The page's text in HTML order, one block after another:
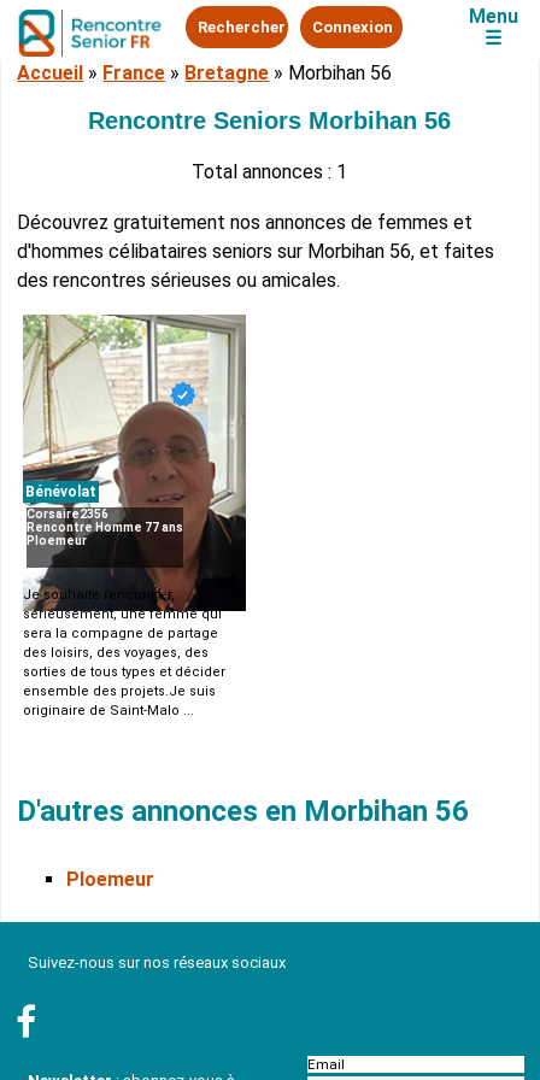
Rechercher Connexion
Menu
☰
Accueil » France » Bretagne » Morbihan 56
Rencontre Seniors Morbihan 56
Total annonces : 1
Découvrez gratuitement nos annonces de femmes et
d'hommes célibataires seniors sur Morbihan 56, et faites
des rencontres sérieuses ou amicales.
Bénévolat
Corsaire2356
Rencontre Homme 77 ans
Ploemeur
Je souhaite rencontrer,
sérieusement, une femme qui
sera la compagne de partage
des loisirs, des voyages, des
sorties de tous types et décider
ensemble des projets.Je suis
originaire de Saint-Malo ...
D'autres annonces en Morbihan 56
Ploemeur
Suivez-nous sur nos réseaux sociaux
Email